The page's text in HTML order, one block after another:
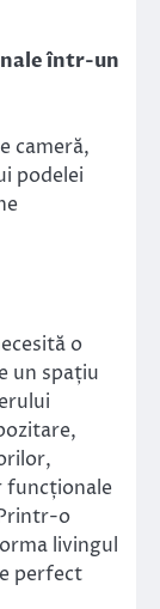
într-un
cameră,
podelei
o
un spațiu
funcționale
o
livingul
perfect